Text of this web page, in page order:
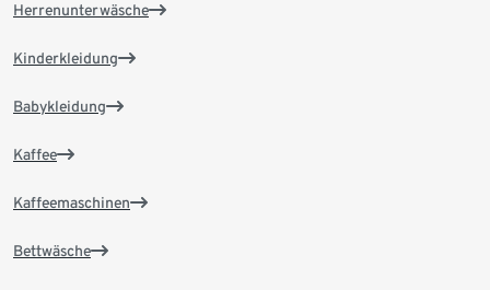
Herrenunterwäsche
Kinderkleidung
Babykleidung
Kaffee
Kaffeemaschinen
Bettwäsche